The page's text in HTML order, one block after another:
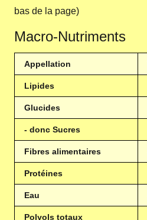
bas de la page)
Macro-Nutriments
Appellation
Lipides
Glucides
- donc Sucres
Fibres alimentaires
Protéines
Eau
Polyols totaux